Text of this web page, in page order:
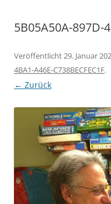
5B05A50A-897D-
Veröffentlicht29. Januar
4BA1-A46E-C738BECFEC1F.
← Zurück